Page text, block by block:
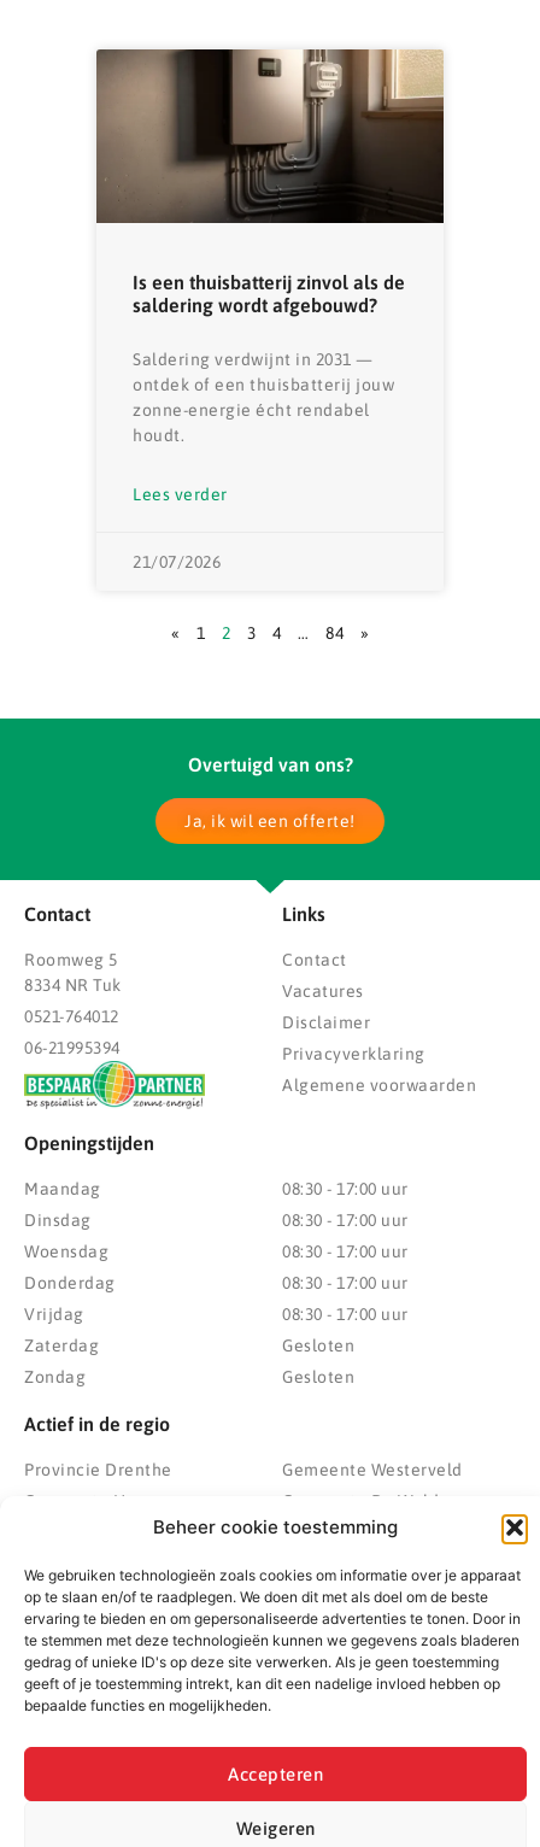
Beheer cookie toestemming
We gebruiken technologieën zoals cookies om informatie over je apparaat
op te slaan en/of te raadplegen. We doen dit met als doel om de beste
ervaring te bieden en om gepersonaliseerde advertenties te tonen. Door in
te stemmen met deze technologieën kunnen we gegevens zoals bladeren
gedrag of unieke ID's op deze site verwerken. Als je geen toestemming
geeft of je toestemming intrekt, kan dit een nadelige invloed hebben op
bepaalde functies en mogelijkheden.
Accepteren
Weigeren
Is een thuisbatterij zinvol als de
saldering wordt afgebouwd?
Saldering verdwijnt in 2031 —
ontdek of een thuisbatterij jouw
zonne-energie écht rendabel
houdt.
Lees verder
21/07/2026
« 1 2 3 4 … 84 »
Overtuigd van ons?
Ja, ik wil een offerte!
Contact
Roomweg 5
8334 NR Tuk
0521-764012
06-21995394
Links
Contact
Vacatures
Disclaimer
Privacyverklaring
Algemene voorwaarden
Openingstijden
Maandag
Dinsdag
Woensdag
Donderdag
Vrijdag
Zaterdag
Zondag
08:30 - 17:00 uur
08:30 - 17:00 uur
08:30 - 17:00 uur
08:30 - 17:00 uur
08:30 - 17:00 uur
Gesloten
Gesloten
Actief in de regio
Provincie Drenthe
Gemeente Hoogeveen
Gemeente Meppel
Gemeente Noordenveld
Gemeente Noordoostpolder
Gemeente Steenwijkerland
Gemeente Weststellingwerf
Gemeente Westerveld
Gemeente De Wolden
Zwolle
Kampen
Emmeloord
Wolvega
© 2022 - 2026 BespaarPartner | Alle rechten voorbehouden